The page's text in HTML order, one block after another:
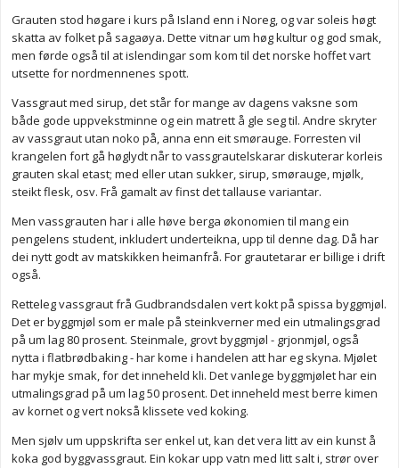
Grauten stod høgare i kurs på Island enn i Noreg, og var soleis høgt
skatta av folket på sagaøya. Dette vitnar um høg kultur og god smak,
men førde også til at islendingar som kom til det norske hoffet vart
utsette for nordmennenes spott.
Vassgraut med sirup, det står for mange av dagens vaksne som
både gode uppvekstminne og ein matrett å gle seg til. Andre skryter
av vassgraut utan noko på, anna enn eit smørauge. Forresten vil
krangelen fort gå høglydt når to vassgrautelskarar diskuterar korleis
grauten skal etast; med eller utan sukker, sirup, smørauge, mjølk,
steikt flesk, osv. Frå gamalt av finst det tallause variantar.
Men vassgrauten har i alle høve berga økonomien til mang ein
pengelens student, inkludert underteikna, upp til denne dag. Då har
dei nytt godt av matskikken heimanfrå. For grautetarar er billige i drift
også.
Retteleg vassgraut frå Gudbrandsdalen vert kokt på spissa byggmjøl.
Det er byggmjøl som er male på steinkverner med ein utmalingsgrad
på um lag 80 prosent. Steinmale, grovt byggmjøl - grjonmjøl, også
nytta i flatbrødbaking - har kome i handelen att har eg skyna. Mjølet
har mykje smak, for det inneheld kli. Det vanlege byggmjølet har ein
utmalingsgrad på um lag 50 prosent. Det inneheld mest berre kimen
av kornet og vert nokså klissete ved koking.
Men sjølv um uppskrifta ser enkel ut, kan det vera litt av ein kunst å
koka god byggvassgraut. Ein kokar upp vatn med litt salt i, strør over